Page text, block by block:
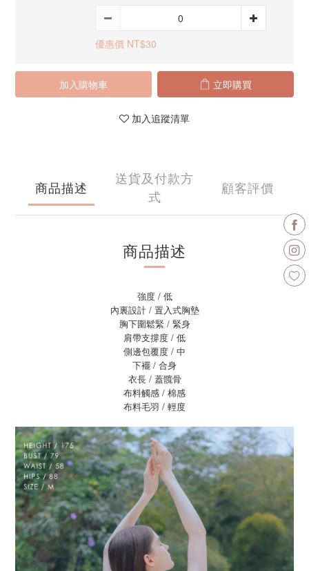
優惠價 NT$30
加入購物車 立即購買
加入追蹤清單
商品描述
送貨及付款方
式
顧客評價
商品描述
強度 / 低
內裏設計 / 置入式胸墊
胸下圍鬆緊 / 緊身
肩帶支撐度 / 低
側邊包覆度 / 中
下襬 / 合身
衣長 / 蓋髖骨
布料觸感 / 棉感
布料毛羽 / 輕度